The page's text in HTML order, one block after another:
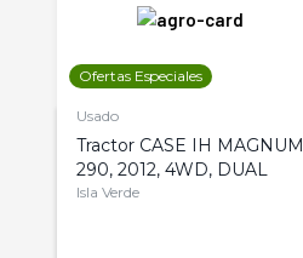
Ofertas Especiales
Usado
Tractor CASE IH MAGNUM
290, 2012, 4WD, DUAL
Isla Verde